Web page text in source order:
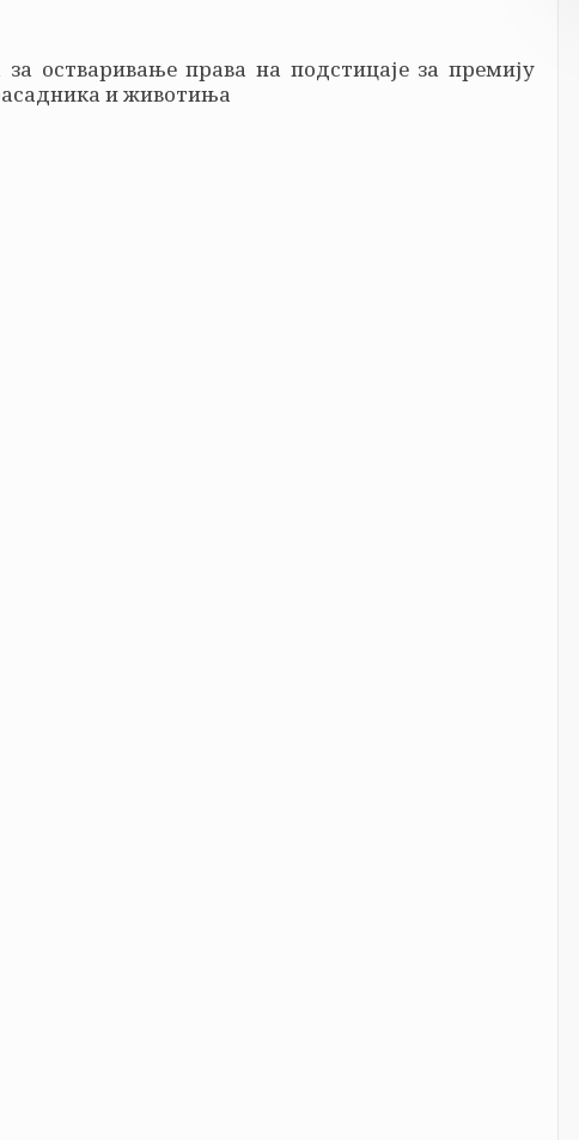
остваривање права на подстицаје за премију
и животиња